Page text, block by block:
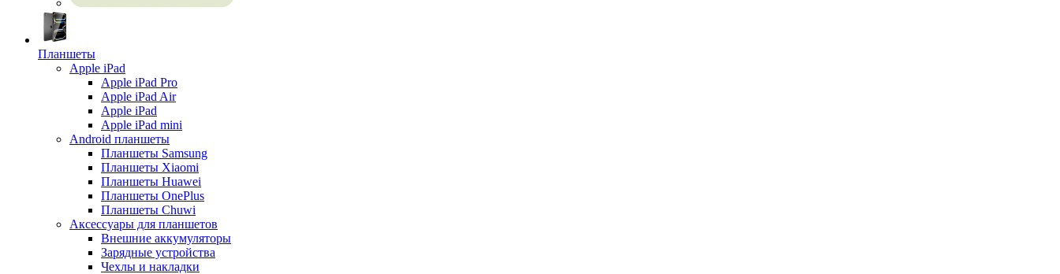
Планшеты
Apple iPad
Apple iPad Pro
Apple iPad Air
Apple iPad
Apple iPad mini
Android планшеты
Планшеты Samsung
Планшеты Xiaomi
Планшеты Huawei
Планшеты OnePlus
Планшеты Chuwi
Аксессуары для планшетов
Внешние аккумуляторы
Зарядные устройства
Чехлы и накладки